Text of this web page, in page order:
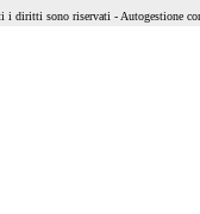
i diritti sono riservati - Autogestione